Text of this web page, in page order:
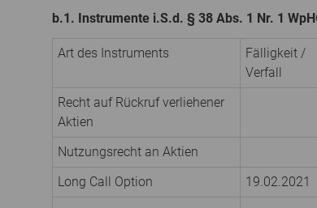
b.1. Instrumente i.S.d. § 38 Abs. 1 Nr. 1
Art des Instruments
Fälligkeit /
Verfall
Recht auf Rückruf verliehener
Aktien
Nutzungsrecht an Aktien
Long Call Option
19.02.2021